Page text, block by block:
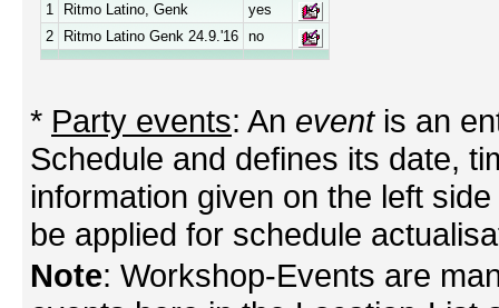
1
Ritmo Latino, Genk
yes
2
Ritmo Latino Genk 24.9.'16 no
* Party events: An eventis an
Schedule and defines its date,
information given on the left
be applied for schedule
Note: Workshop-Events are